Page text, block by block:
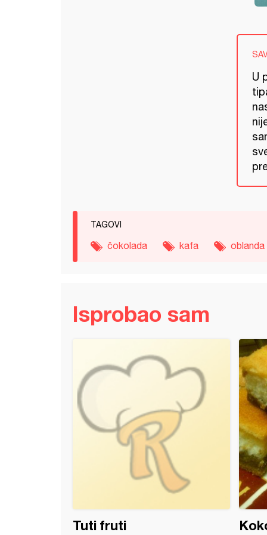
U
TAGOVI
čokolada kafa oblanda
Isprobao sam
Tuti fruti